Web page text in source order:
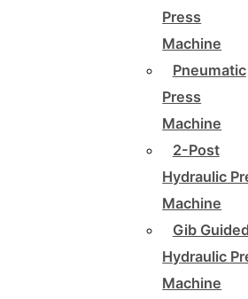
Press
Machine
Pneumatic
Press
Machine
2-Post
Hydraulic
Machine
Gib
Hydraulic
Machine